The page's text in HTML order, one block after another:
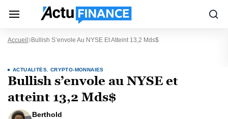
Accueil Bullish S’envole Au NYSE Et Atteint 13,2 Mds$
ACTUALITÉS CRYPTO-MONNAIES
Bullish s’envole au NYSE et
atteint 13,2 Mds$
Berthold